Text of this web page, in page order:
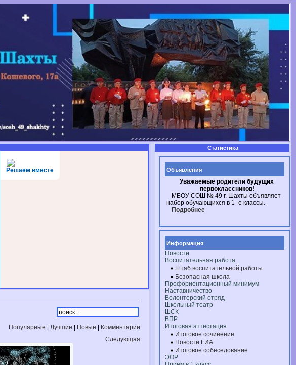
Решаем вместе
Популярные Лучшие Новые
Комментарии
Следующая
Статистика
Объявления
Уважаемые родители будущих
первоклассников!
МБОУ СОШ № 49 г. Шахты объявляет
набор обучающихся в 1 -е классы.
Подробнее
Информация
Новости
Воспитательная работа
Штаб воспитательной работы
Безопасная школа
Профориентационный минимум
Наставничество
Волонтерский отряд
Школьный театр
ШСК
ВПР
Итоговая аттестация
Итоговое сочинение
Новости ГИА
Итоговое собеседование
ЭОР